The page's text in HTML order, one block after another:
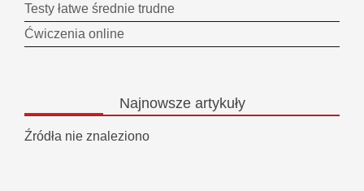
Testy łatwe średnie trudne
Ćwiczenia online
Najnowszeartykuły
Źródła nie znaleziono